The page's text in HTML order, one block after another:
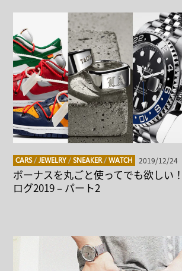
CARS/JEWELRY /SNEAKER /WATCH 2019/12/24
ボーナスを丸ごと使ってでも欲しい
ログ2019 – パート2